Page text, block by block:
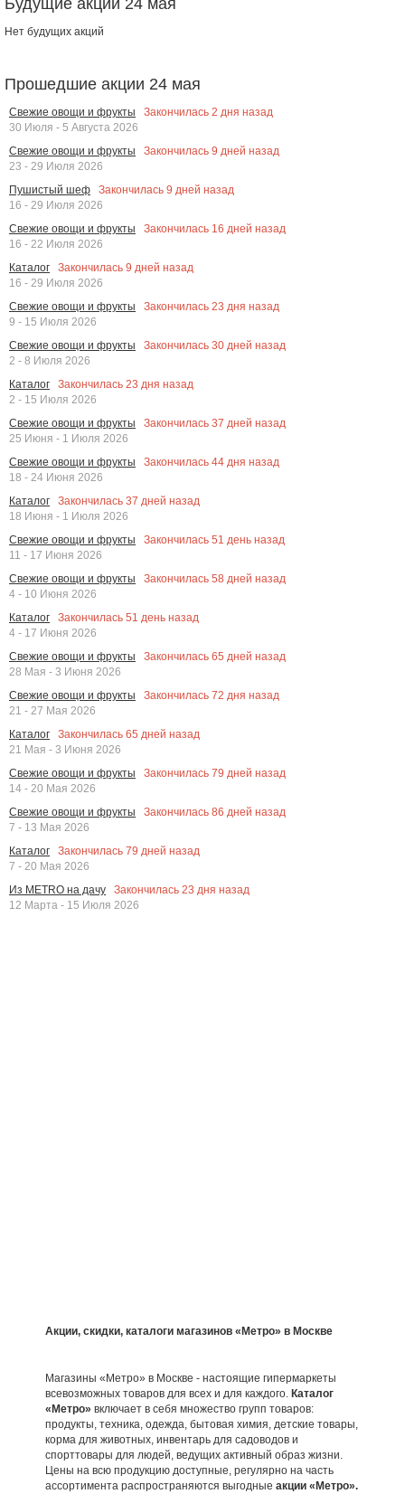
Будущие акции 24 мая
Нет будущих акций
Прошедшие акции 24 мая
Свежие овощи и фрукты Закончилась 2 дня назад
30 Июля - 5 Августа 2026
Свежие овощи и фрукты
Закончилась 9 дней назад
23 - 29 Июля 2026
Пушистый шеф
Закончилась 9 дней назад
16 - 29 Июля 2026
Свежие овощи и фрукты
Закончилась 16 дней назад
16 - 22 Июля 2026
Каталог
Закончилась 9 дней назад
16 - 29 Июля 2026
Свежие овощи и фрукты
Закончилась 23 дня назад
9 - 15 Июля 2026
Свежие овощи и фрукты
Закончилась 30 дней назад
2 - 8 Июля 2026
Каталог
Закончилась 23 дня назад
2 - 15 Июля 2026
Свежие овощи и фрукты
Закончилась 37 дней назад
25 Июня - 1 Июля 2026
Свежие овощи и фрукты
Закончилась 44 дня назад
18 - 24 Июня 2026
Каталог
Закончилась 37 дней назад
18 Июня - 1 Июля 2026
Свежие овощи и фрукты
Закончилась 51 день назад
11 - 17 Июня 2026
Свежие овощи и фрукты
Закончилась 58 дней назад
4 - 10 Июня 2026
Каталог
Закончилась 51 день назад
4 - 17 Июня 2026
Свежие овощи и фрукты
Закончилась 65 дней назад
28 Мая - 3 Июня 2026
Свежие овощи и фрукты
Закончилась 72 дня назад
21 - 27 Мая 2026
Каталог
Закончилась 65 дней назад
21 Мая - 3 Июня 2026
Свежие овощи и фрукты
Закончилась 79 дней назад
14 - 20 Мая 2026
Свежие овощи и фрукты
Закончилась 86 дней назад
7 - 13 Мая 2026
Каталог
Закончилась 79 дней назад
7 - 20 Мая 2026
Из METRO на дачу
Закончилась 23 дня назад
12 Марта - 15 Июля 2026
Акции, скидки, каталоги магазинов «Метро» в Москве
Магазины «Метро» в Москве - настоящие гипермаркеты
всевозможных товаров для всех и для каждого. Каталог
«Метро» включает в себя множество групп товаров:
продукты, техника, одежда, бытовая химия, детские товары,
корма для животных, инвентарь для садоводов и
спорттовары для людей, ведущих активный образ жизни.
Цены на всю продукцию доступные, регулярно на часть
ассортимента распространяются выгодные акции «Метро».